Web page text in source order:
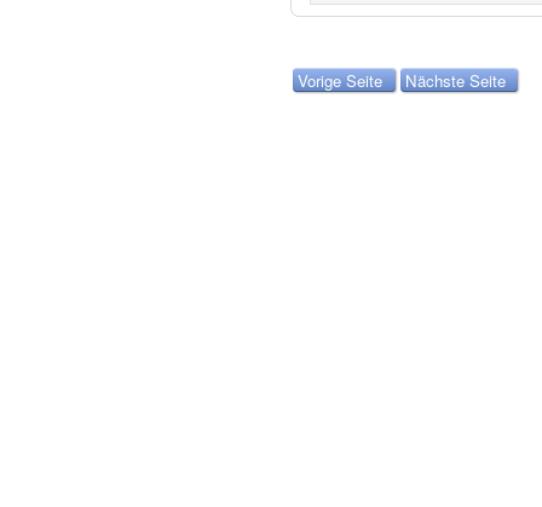
Vorige Seite Nächste Seite